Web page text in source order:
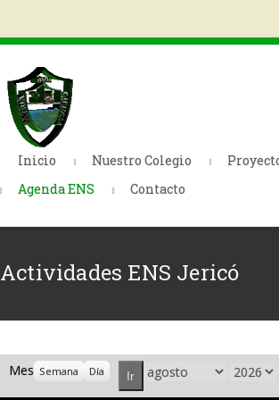
Inicio Nuestro Colegio
Agenda ENS
Contacto
Actividades ENS Jericó
Mes Semana Día Mes Año